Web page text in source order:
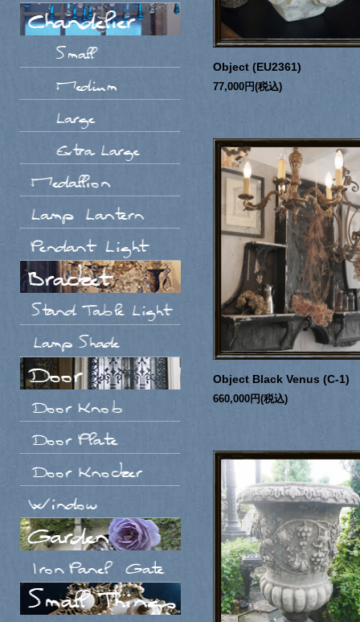
Object (EU2361)
77,000円(税込)
Object Black Venus (C-1)
660,000円(税込)